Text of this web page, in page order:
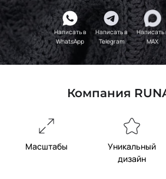
Написать в
WhatsApp
Написать в
Telegram
Написать
MAX
Компания
Масштабы
Уникальный
дизайн